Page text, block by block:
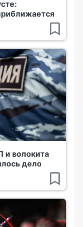
и волокита
дело